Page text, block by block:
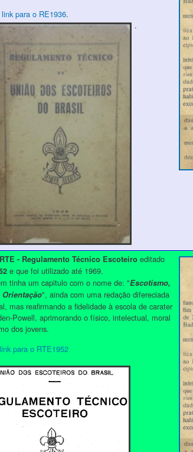
para o RE1936.
.
RTE - Regulamento Técnico Escoteiro editado
e que foi utilizado até 1969.
tinha um capitulo com o nome de: "Escotismo,
", ainda com uma redação difereciada
mas reafirmando a fidelidade à escola de carater
Powell, aprimorando o físico, intelectual, moral
dos jovens.
para o RTE1952